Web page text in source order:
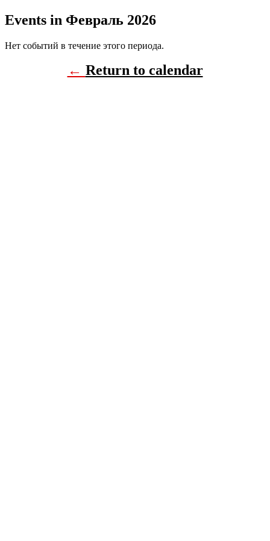
Events in Февраль 2026
Нет событий в течение этого периода.
← Return to calendar